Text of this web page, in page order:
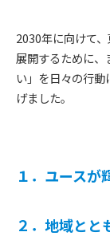
2030年に向けて
展開するために、
い」を日々の行
げました。
１．ユース
２．地域と